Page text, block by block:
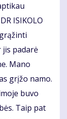
ISIKOLO
jis padarė
Mano
grįžo namo.
buvo
Taip pat